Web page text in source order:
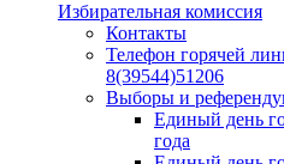
Избирательная комиссия
Контакты
Телефон горячей
8(39544)51206
Выборы и
Единый день
года